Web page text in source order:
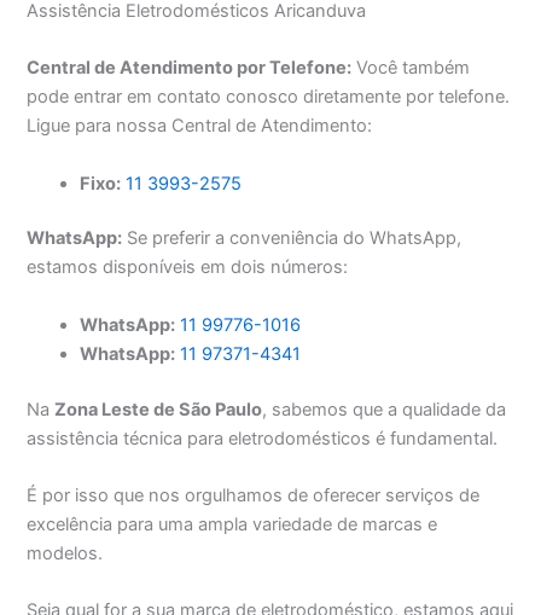
Assistência Eletrodomésticos Aricanduva
Central de Atendimento por Telefone: Você também
pode entrar em contato conosco diretamente por telefone.
Ligue para nossa Central de Atendimento:
Fixo: 11 3993-2575
WhatsApp: Se preferir a conveniência do WhatsApp,
estamos disponíveis em dois números:
WhatsApp: 11 99776-1016
WhatsApp: 11 97371-4341
NaZona Leste de São Paulo, sabemos que a qualidade da
assistência técnica para eletrodomésticos é fundamental.
É por isso que nos orgulhamos de oferecer serviços de
excelência para uma ampla variedade de marcas e
modelos.
Seja qual for a sua marca de eletrodoméstico, estamos aqui